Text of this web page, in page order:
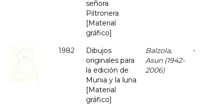
señora
Piltronera
[Material
gráfico]
1982
Dibujos
originales para
la edición de
Munia y la luna
[Material
gráfico]
Balzola,
Asun (1942-
2006)
-